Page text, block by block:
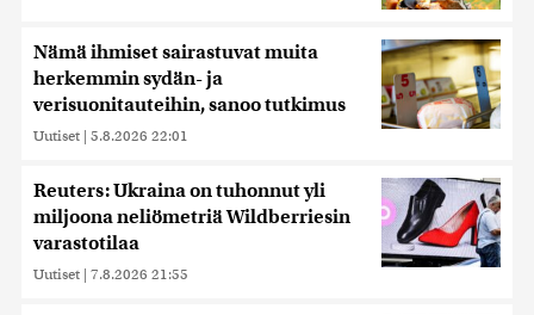
Nämä ihmiset sairastuvat muita
herkemmin sydän- ja
verisuonitauteihin, sanoo tutkimus
Uutiset | 5.8.2026 22:01
Reuters: Ukraina on tuhonnut yli
miljoona neliömetriä Wildberriesin
varastotilaa
Uutiset | 7.8.2026 21:55